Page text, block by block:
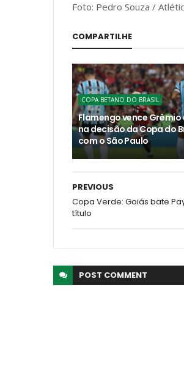
Foto: Pedro Souza /
COMPARTILHE
COPA BETANO DO BRASIL
Flamengo vence Grêmio
na decisão da Copa do
com o São Paulo
PREVIOUS
Copa Verde: Goiás bate
título
POST COMMENT